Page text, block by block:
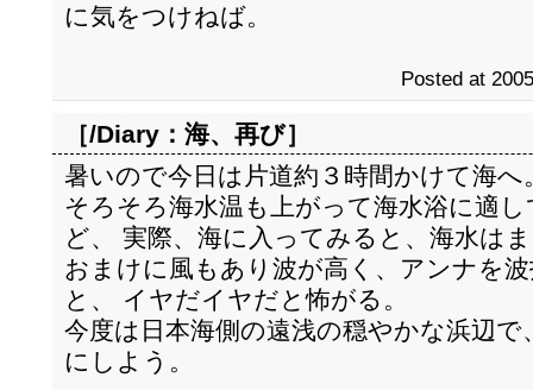
に気をつけねば。
Posted at
［/Diary： 海、再び］
暑いので今日は片道約３時間かけて海へ
そろそろ海水温も上がって海水浴に適
ど、 実際、海に入ってみると、海水は
おまけに風もあり波が高く、アンナを
と、 イヤだイヤだと怖がる。
今度は日本海側の遠浅の穏やかな浜辺
にしよう。